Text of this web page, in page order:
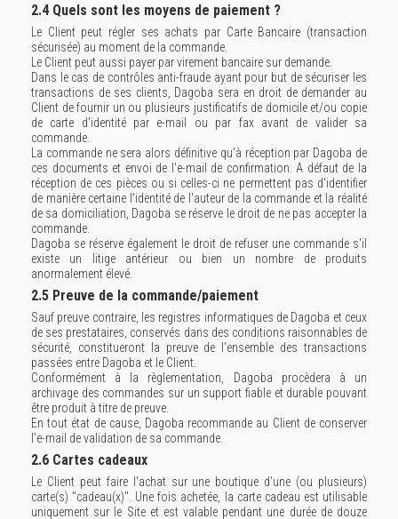
2.4 Quels sont les moyens de paiement ?
Le Client peut régler ses achats par Carte Bancaire (transaction
sécurisée) au moment de la commande.
Le Client peut aussi payer par virement bancaire sur demande.
Dans le cas de contrôles anti-fraude ayant pour but de sécuriser les
transactions de ses clients, Dagoba sera en droit de demander au
Client de fournir un ou plusieurs justificatifs de domicile et/ou copie
de carte d'identité par e-mail ou par fax avant de valider sa
commande.
La commande ne sera alors définitive qu'à réception par Dagoba de
ces documents et envoi de l'e-mail de confirmation. A défaut de la
réception de ces pièces ou si celles-ci ne permettent pas d'identifier
de manière certaine l'identité de l'auteur de la commande et la réalité
de sa domiciliation, Dagoba se réserve le droit de ne pas accepter la
commande.
Dagoba se réserve également le droit de refuser une commande s'il
existe un litige antérieur ou bien un nombre de produits
anormalement élevé.
2.5 Preuve de la commande/paiement
Sauf preuve contraire, les registres informatiques de Dagoba et ceux
de ses prestataires, conservés dans des conditions raisonnables de
sécurité, constitueront la preuve de l'ensemble des transactions
passées entre Dagoba et le Client.
Conformément à la règlementation, Dagoba procèdera à un
archivage des commandes sur un support fiable et durable pouvant
être produit à titre de preuve.
En tout état de cause, Dagoba recommande au Client de conserver
l'e-mail de validation de sa commande.
2.6 Cartes cadeaux
Le Client peut faire l'achat sur une boutique d'une (ou plusieurs)
carte(s) "cadeau(x)". Une fois achetée, la carte cadeau est utilisable
uniquement sur le Site et est valable pendant une durée de douze